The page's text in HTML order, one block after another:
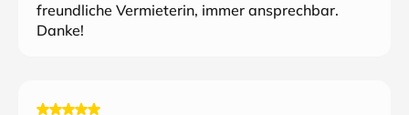
freundliche Vermieterin, immer ansprechbar.
Danke!